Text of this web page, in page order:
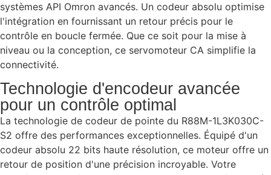
systèmes API Omron avancés. Un codeur absolu optimise
l'intégration en fournissant un retour précis pour le
contrôle en boucle fermée. Que ce soit pour la mise à
niveau ou la conception, ce servomoteur CA simplifie la
connectivité.
Technologie d'encodeur avancée
pour un contrôle optimal
La technologie de codeur de pointe du R88M-1L3K030C-
S2 offre des performances exceptionnelles. Équipé d'un
codeur absolu 22 bits haute résolution, ce moteur offre un
retour de position d'une précision incroyable. Votre